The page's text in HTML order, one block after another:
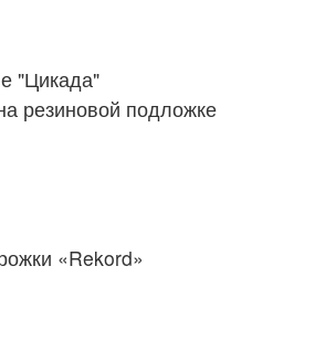
"Цикада"
резиновой подложке
«Rekord»